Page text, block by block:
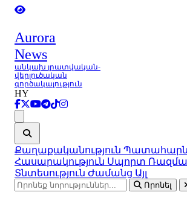
Aurora
News
անկախ լրատվական-
վերլուծական
գործակալություն
HY
Քաղաքականություն
Հասարակություն Սպորտ
Տնտեսություն Ժամանց Այլ
Որոնել